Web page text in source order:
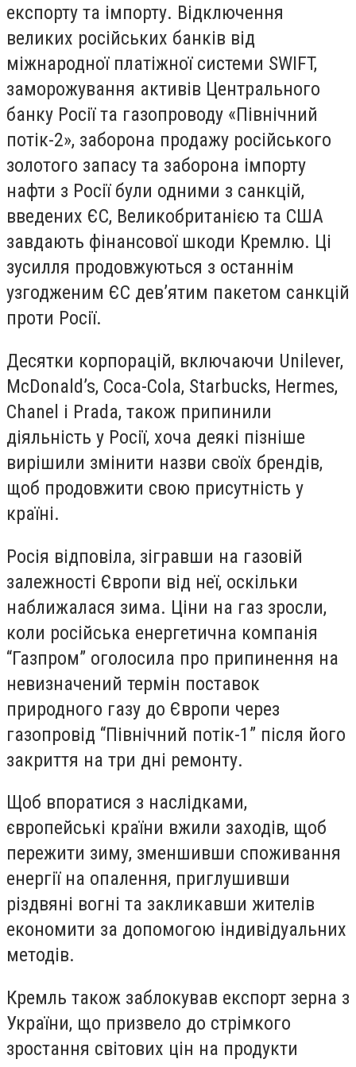
експорту та імпорту. Відключення
великих російських банків від
міжнародної платіжної системи SWIFT,
заморожування активів Центрального
банку Росії та газопроводу «Північний
потік-2», заборона продажу російського
золотого запасу та заборона імпорту
нафти з Росії були одними з санкцій,
введених ЄС, Великобританією та США
завдають фінансової шкоди Кремлю. Ці
зусилля продовжуються з останнім
узгодженим ЄС дев’ятим пакетом санкцій
проти Росії.
Десятки корпорацій, включаючи Unilever,
McDonald’s, Coca-Cola, Starbucks, Hermes,
Chanel і Prada, також припинили
діяльність у Росії, хоча деякі пізніше
вирішили змінити назви своїх брендів,
щоб продовжити свою присутність у
країні.
Росія відповіла, зігравши на газовій
залежності Європи від неї, оскільки
наближалася зима. Ціни на газ зросли,
коли російська енергетична компанія
“Газпром” оголосила про припинення на
невизначений термін поставок
природного газу до Європи через
газопровід “Північний потік-1” після його
закриття на три дні ремонту.
Щоб впоратися з наслідками,
європейські країни вжили заходів, щоб
пережити зиму, зменшивши споживання
енергії на опалення, приглушивши
різдвяні вогні та закликавши жителів
економити за допомогою індивідуальних
методів.
Кремль також заблокував експорт зерна з
України, що призвело до стрімкого
зростання світових цін на продукти